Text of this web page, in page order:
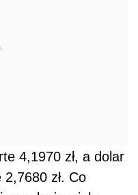
4,1970 zł, a dolar
2,7680 zł. Co